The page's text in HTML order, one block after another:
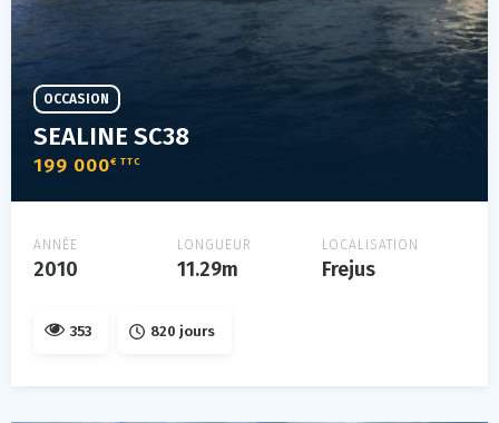
SEALINE SC38
199 000€ TTC
OCCASION
ANNÉE
2010
LONGUEUR
11.29m
LOCALISATION
Frejus
353 820 jours